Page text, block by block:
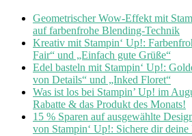
Geometrischer Wow-Effekt mit
auf farbenfrohe Blending-Technik
Kreativ mit Stampin‘ Up!:
Fair“ und „Einfach gute Grüße“
Edel basteln mit Stampin‘ Up!:
von Details“ und „Inked Floret“
Was ist los bei Stampin’ Up! im
Rabatte & das Produkt des Monats!
15 % Sparen auf ausgewählte
von Stampin‘ Up!: Sichere dir deine